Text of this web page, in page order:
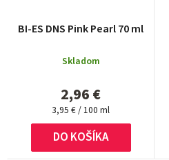
BI-ES DNS Pink Pearl 70 ml
hodnotenie
je
z
5
hviezdičiek.
Skladom
2,96 €
Jednotková
cena:
3,95 € / 100 ml
DO KOŠÍKA